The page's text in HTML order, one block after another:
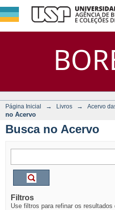
Busca no
DSpace/
Página Inicial → Livros → Acervo
no Acervo
Busca no Acervo
Filtros
Use filtros para refinar os resultados